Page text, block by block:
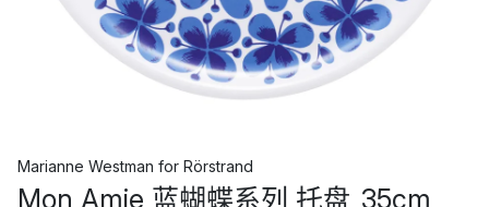
Marianne Westman for Rörstrand
Mon Amie 蓝蝴蝶系列 托盘_35cm